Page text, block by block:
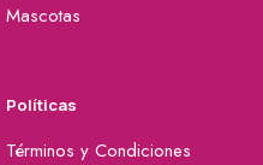
Mascotas
Políticas
Términos y Condiciones